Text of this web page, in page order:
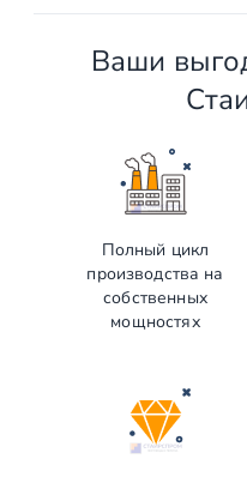
Ваши
Полный цикл
производства на
собственных
мощностях